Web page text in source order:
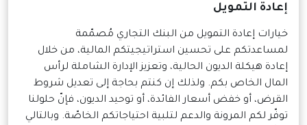
إعادة التمويل
خيارات إعادة التمويل من البنك التجاري مُصمّمة
لمساعدتكم على تحسين استراتيجيتكم المالية، من خلال
إعادة هيكلة الديون الحالية، وتعزيز الإدارة الشاملة لرأس
المال الخاص بكم. ولذلك إن كنتم بحاجة إلى تعديل شروط
القرض، أو خفض أسعار الفائدة، أو توحيد الديون، فإنّ حلولنا
توفّر لكم المرونة والدعم لتلبية احتياجاتكم الخاصّة. وبالتالي